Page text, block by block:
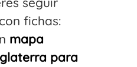
fichas:
mapa
para